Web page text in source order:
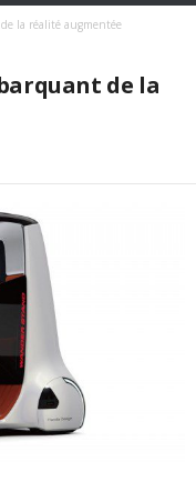
la réalité augmentée
de la